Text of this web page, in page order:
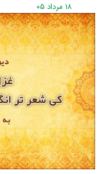
۱۸ مرداد ۰۵